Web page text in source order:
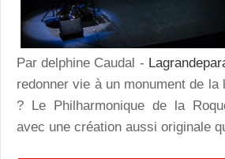
Par delphine Caudal -
redonner vie à un monument de
? Le Philharmonique de la
avec une création aussi originale